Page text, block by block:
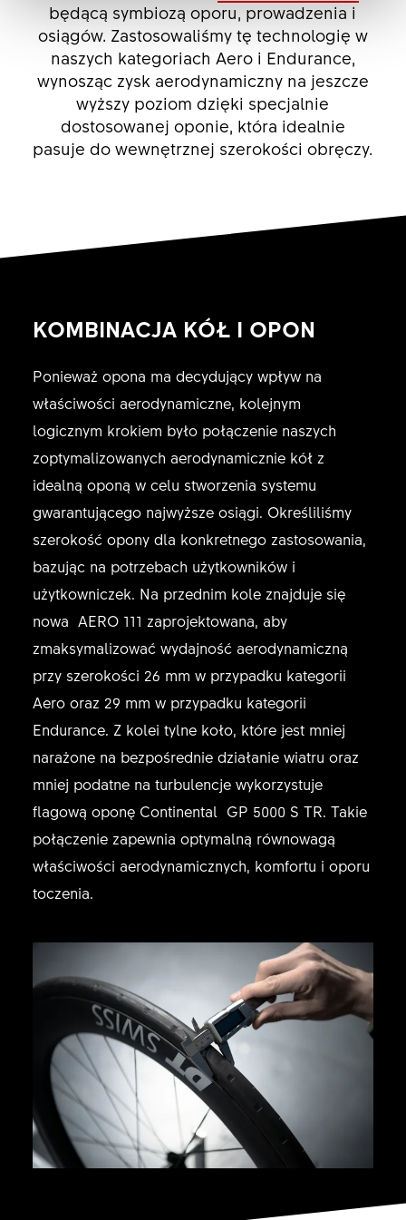
będącą symbiozą oporu, prowadzenia i
osiągów. Zastosowaliśmy tę technologię w
naszych kategoriach Aero i Endurance,
wynosząc zysk aerodynamiczny na jeszcze
wyższy poziom dzięki specjalnie
dostosowanej oponie, która idealnie
pasuje do wewnętrznej szerokości obręczy.
KOMBINACJA KÓŁ I OPON
Ponieważ opona ma decydujący wpływ na
właściwości aerodynamiczne, kolejnym
logicznym krokiem było połączenie naszych
zoptymalizowanych aerodynamicznie kół z
idealną oponą w celu stworzenia systemu
gwarantującego najwyższe osiągi. Określiliśmy
szerokość opony dla konkretnego zastosowania,
bazując na potrzebach użytkowników i
użytkowniczek. Na przednim kole znajduje się
nowa AERO 111 zaprojektowana, aby
zmaksymalizować wydajność aerodynamiczną
przy szerokości 26 mm w przypadku kategorii
Aero oraz 29 mm w przypadku kategorii
Endurance. Z kolei tylne koło, które jest mniej
narażone na bezpośrednie działanie wiatru oraz
mniej podatne na turbulencje wykorzystuje
flagową oponę Continental GP 5000 S TR. Takie
połączenie zapewnia optymalną równowagą
właściwości aerodynamicznych, komfortu i oporu
toczenia.